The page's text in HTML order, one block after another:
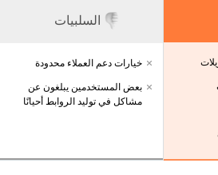
السلبيات
خيارات دعم العملاء محدودة
بعض المستخدمين يبلغون عن
مشاكل في توليد الروابط أحيانًا